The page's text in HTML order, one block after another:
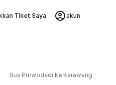
Tiket Saya akun
Bus Purwodadi ke Karawang